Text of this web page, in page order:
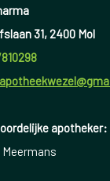
31, 2400 Mol
apotheker: